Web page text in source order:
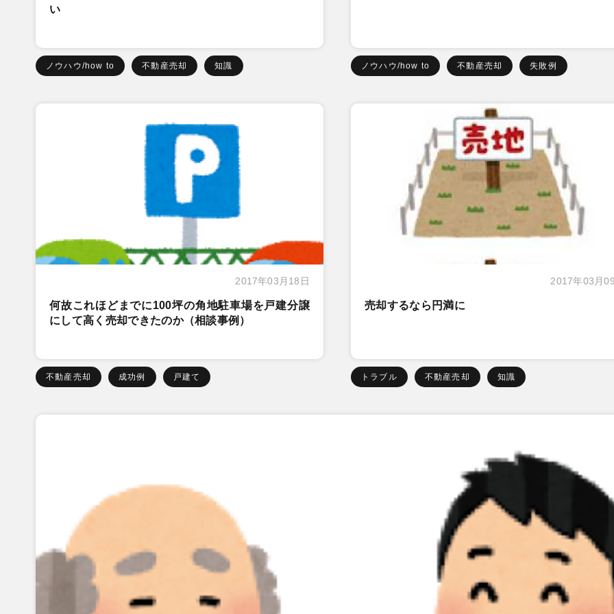
い
ノウハウ/how to 不動産売却 知識 ノウハウ/how to 不動産売却 失敗例
2017年03月18日
何故これほどまでに100坪の角地駐車場を戸建分譲
にして高く売却できたのか（相談事例）
不動産売却 成功例 戸建て
2017年03月
売却するなら円満に
トラブル 不動産売却 知識